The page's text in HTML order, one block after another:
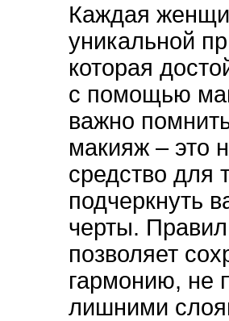
Каждая
уникальной
которая
с помощью
важно
макияж – это
средство для
подчеркнуть
черты.
позволяет
гармонию, не
лишними